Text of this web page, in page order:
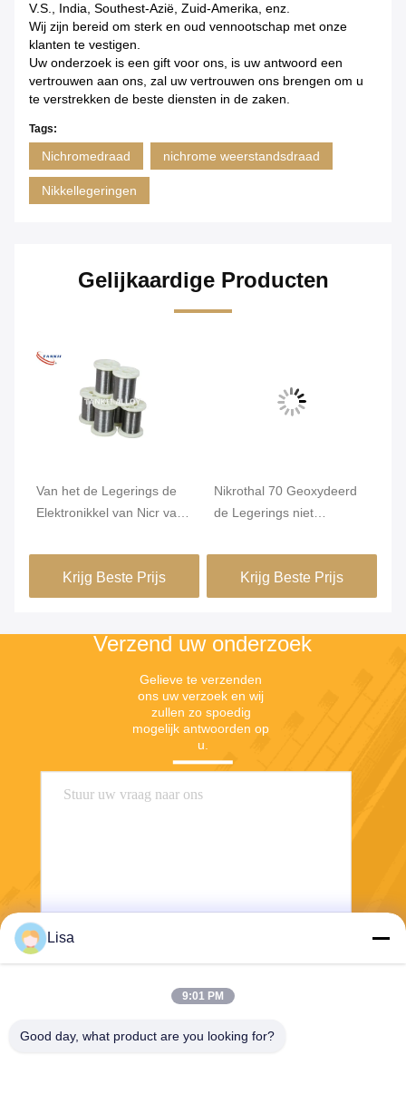
V.S., India, Southest-Azië, Zuid-Amerika, enz.
Wij zijn bereid om sterk en oud vennootschap met onze
klanten te vestigen.
Uw onderzoek is een gift voor ons, is uw antwoord een
vertrouwen aan ons, zal uw vertrouwen ons brengen om u
te verstrekken de beste diensten in de zaken.
Tags:
Nichromedraad nichrome weerstandsdraad
Nikkellegeringen
Gelijkaardige Producten
Van het de Legerings de
Elektronikkel van Nicr van
Draad van Chrome
Krijg Beste Prijs
Nikrothal 70 Geoxydeerd
de Legerings niet
Nikkelchrome Onthard
Krijg Beste Prijs
Verzend uw onderzoek
Gelieve te verzenden
ons uw verzoek en wij
zullen zo spoedig
mogelijk antwoorden op
u.
Lisa
9:01 PM
Good day, what product are you looking for?